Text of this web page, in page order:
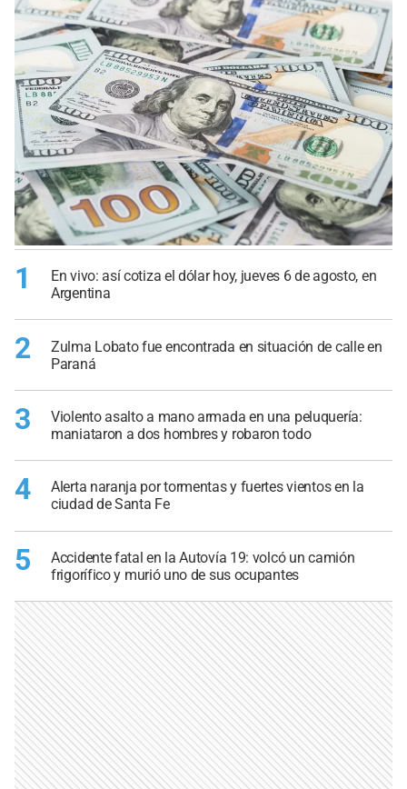
1
En vivo: así cotiza el dólar hoy, jueves 6 de agosto, en
Argentina
2
Zulma Lobato fue encontrada en situación de calle en
Paraná
3
Violento asalto a mano armada en una peluquería:
maniataron a dos hombres y robaron todo
4
Alerta naranja por tormentas y fuertes vientos en la
ciudad de Santa Fe
5
Accidente fatal en la Autovía 19: volcó un camión
frigorífico y murió uno de sus ocupantes